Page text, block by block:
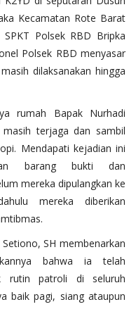
Kecamatan Rote Barat
Polsek RBD Bripka
Polsek RBD menyasar
dilaksanakan hingga
rumah Bapak Nurhadi
terjaga dan sambil
Mendapati kejadian ini
barang bukti dan
mereka dipulangkan ke
mereka diberikan
SH membenarkan
bahwa ia telah
rutin patroli di seluruh
baik pagi, siang ataupun